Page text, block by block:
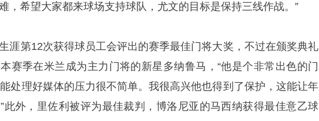
，希望大家都来球场支持球队，尤文的目标是保持三线作战。”
涯第12次获得球员工会评出的赛季最佳门将大奖，不过在颁奖典礼
赛季在米兰成为主力门将的新星多纳鲁马，“他是个非常出色的门
处理好媒体的压力很不简单。我很高兴他也得到了保护，这能让年
此外，里佐利被评为最佳裁判，博洛尼亚的马西纳获得最佳意乙球